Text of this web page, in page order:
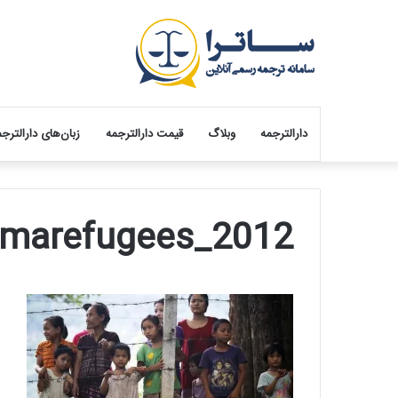
دارالترجمه وبلاگ قیمت دارالترجمه زبان‌های
2012_Thailand_burmarefugees